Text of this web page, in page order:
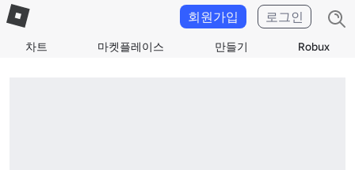
차트 마켓플레이스 만들기 Robux
회원가입 로그인